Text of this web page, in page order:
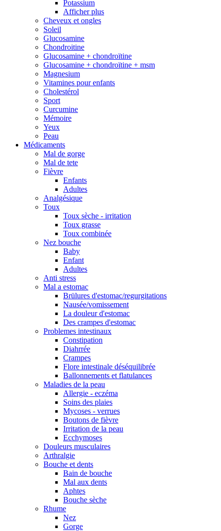
Potassium
Afficher plus
Cheveux et ongles
Soleil
Glucosamine
Chondroitine
Glucosamine + chondroïtine
Glucosamine + chondroïtine + msm
Magnesium
Vitamines pour enfants
Cholestérol
Sport
Curcumine
Mémoire
Yeux
Peau
Médicaments
Mal de gorge
Mal de tete
Fièvre
Enfants
Adultes
Analgésique
Toux
Toux sèche - irritation
Toux grasse
Toux combinée
Nez bouche
Baby
Enfant
Adultes
Anti stress
Mal a estomac
Brülures d'estomac/regurgitations
Nausée/vomissement
La douleur d'estomac
Des crampes d'estomac
Problemes intestinaux
Constipation
Diahrrée
Crampes
Flore intestinale déséquilibrée
Ballonnements et flatulances
Maladies de la peau
Allergie - eczéma
Soins des plaies
Mycoses - verrues
Boutons de fièvre
Irritation de la peau
Ecchymoses
Douleurs musculaires
Arthralgie
Bouche et dents
Bain de bouche
Mal aux dents
Aphtes
Bouche sèche
Rhume
Nez
Gorge